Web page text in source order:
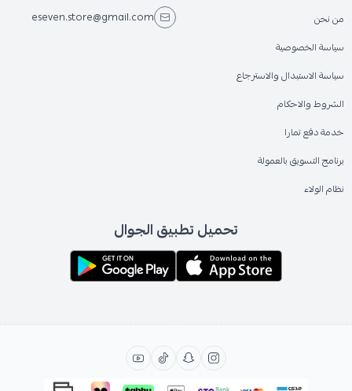
من نحن
سياسة الخصوصية
سياسة الاستبدال والاسترجاع
الشروط والاحكام
خدمة دفع تمارا
برنامج التسويق بالعمولة
نظام الولاء
eseven.store@gmail.com
تحميل تطبيق الجوال